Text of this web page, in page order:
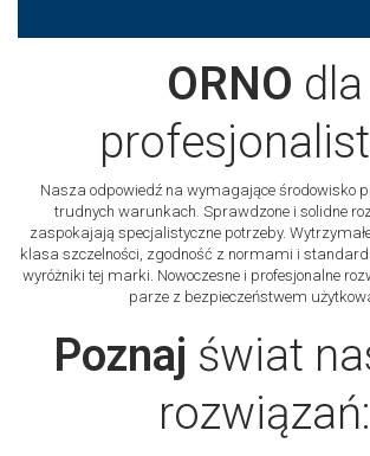
ORNO dla
Nasza odpowiedź na wymagające środowisko
trudnych warunkach. Sprawdzone i solidne
zaspokajają specjalistyczne potrzeby.
klasa szczelności, zgodność z normami i
wyróżniki tej marki. Nowoczesne i profesjonalne
parze z bezpieczeństwem
Poznaj świat
rozwiązań: